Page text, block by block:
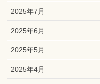
2025年7月
2025年6月
2025年5月
2025年4月